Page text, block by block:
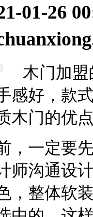
01-26
木门加
感好，款
木门的优
一定要
师沟通设
，整体软